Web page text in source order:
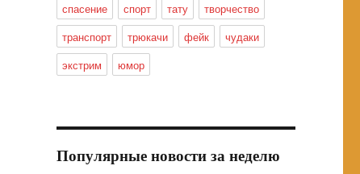
спасение
спорт тату
творчество
транспорт
трюкачи фейк
чудаки
экстрим
юмор
Популярные новости за неделю